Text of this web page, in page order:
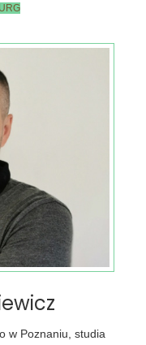
w Poznaniu, studia